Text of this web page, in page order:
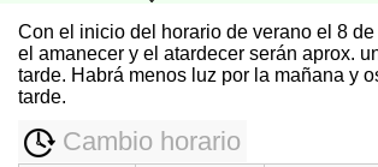
Con el inicio del horario de verano el 8
el amanecer y el atardecer serán aprox.
tarde. Habrá menos luz por la mañana y
tarde.
Cambio horario